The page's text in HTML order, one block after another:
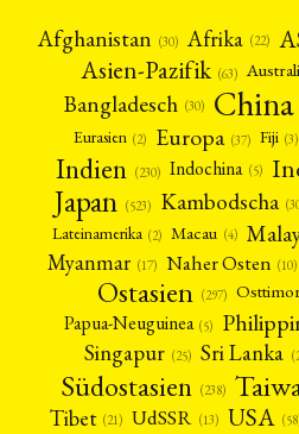
Afghanistan (30) Afrika (22)
Asien-Pazifik (63)
Bangladesch (30) China
Eurasien (2) Europa (37) Fiji (3)
Indien (230) Indochina (5)
Japan (523) Kambodscha
Lateinamerika (2) Macau (4)
Myanmar (17) Naher Osten (10)
Ostasien (297)
Papua-Neuguinea (5)
Singapur (25) Sri Lanka
Südostasien (238)
Tibet (21) UdSSR (13) USA